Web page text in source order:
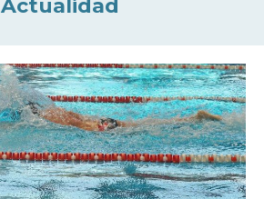
Actualidad